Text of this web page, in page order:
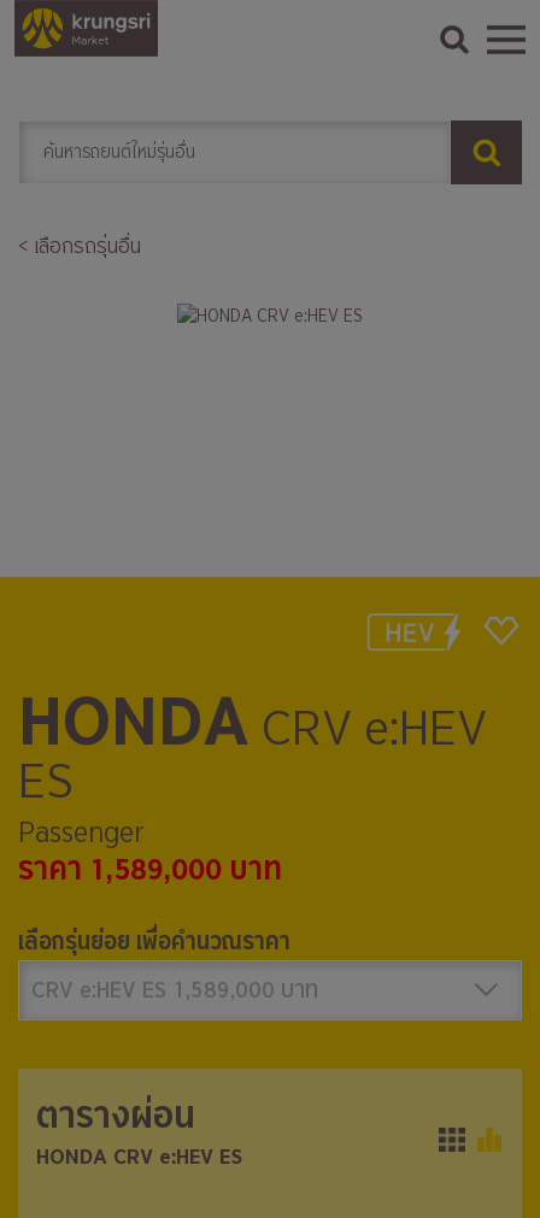
< เลือกรถรุ่นอื่น
HONDA CRV e:HEV
ES
Passenger
ราคา 1,589,000 บาท
เลือกรุ่นย่อย เพื่อคำนวณราคา
CRV e:HEV ES 1,589,000 บาท
ตารางผ่อน
HONDA CRV e:HEV ES
ตารางผ่อน
HONDA CRV e:HEV ES